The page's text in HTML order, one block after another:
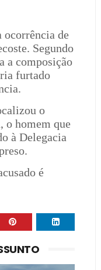
ocorrência de
Segundo
a composição
furtado
o
o homem que
à Delegacia
é